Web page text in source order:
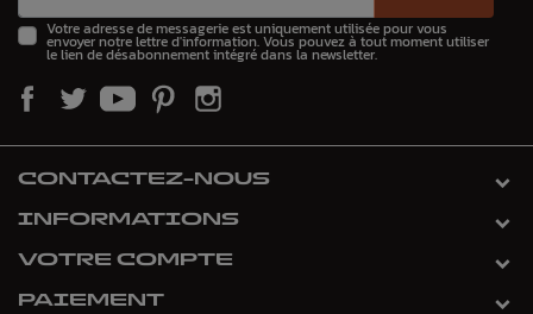
Votre adresse de messagerie est uniquement utilisée pour vous
envoyer notre lettre d'information. Vous pouvez à tout moment utiliser
le lien de désabonnement intégré dans la newsletter.
CONTACTEZ-NOUS
INFORMATIONS
VOTRE COMPTE
PAIEMENT